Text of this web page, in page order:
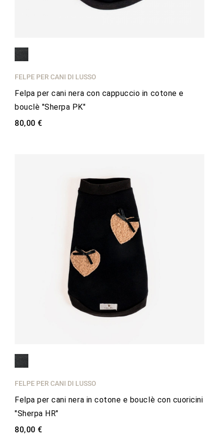
FELPE PER CANI DI LUSSO
Felpa per cani nera con cappuccio in cotone e
bouclè "Sherpa PK"
80,00 €
FELPE PER CANI DI LUSSO
Felpa per cani nera in cotone e bouclè con cuoricini
"Sherpa HR"
80,00 €